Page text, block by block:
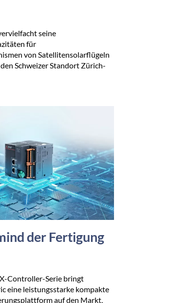
seine
für
von Satellitensolarflügeln
Schweizer Standort Zürich-
der Fertigung
Controller-Serie bringt
eine leistungsstarke kompakte
auf den Markt,